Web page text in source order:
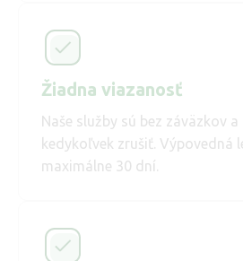
Žiadna viazanosť
Naše služby sú bez záväzkov
kedykoľvek zrušiť. Výpovedná
maximálne 30 dní.